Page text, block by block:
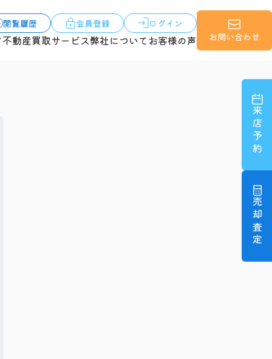
閲覧履歴 会員登録 ログイン
不動産買取サービス弊社について お客様の声 お問い合わせ
来店予約
売却査定